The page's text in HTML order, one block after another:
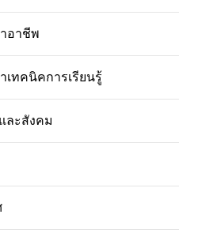
อาชีพ
ทคนิคการเรียนรู้
ละสังคม